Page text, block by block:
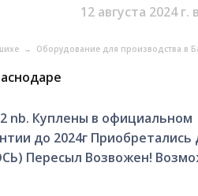
12 августа 2024 г.
→ Оборудование для производства в
nb. Куплены в официальном
до 2024г Приобретались
Пересыл Возвожен!